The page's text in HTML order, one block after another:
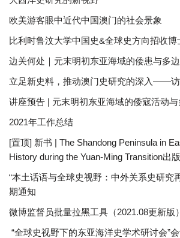
欧美游客眼中近代中国澳门的社会景象
比利时鲁汶大学中国史&全球史方向招收博
边关何处｜元末明初东亚海域的倭患与多
立足新史料，推动澳门史研究的深入——
讲座预告 | 元末明初东亚海域的倭寇活动
2021年工作总结
[置顶] 新书 | The Shandong Peninsula in
History during the Yuan-Ming Transition出版
“本土话语与全球史视野：中外关系史研究
期通知
微博监督员批量拉黑工具（2021.08更新版
“全球史视野下的东亚海洋史学术研讨会”